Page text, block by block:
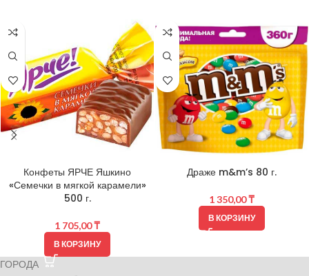
Конфеты ЯРЧЕ Яшкино
«Семечки в мягкой карамели»
500 г.
1 705,00₸
В КОРЗИНУ
Драже m&m’s 80 г.
1 350,00₸
В КОРЗИНУ
ГОРОДА